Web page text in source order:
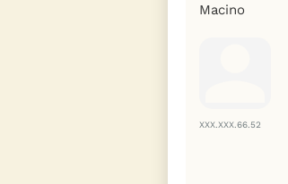
Macino
XXX.XXX.66.52